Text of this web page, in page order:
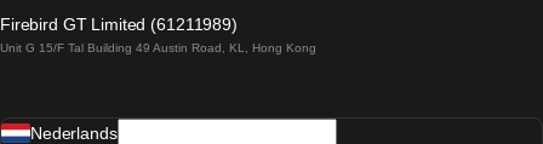
Treinen van Praag naar Wenen
Firebird GT Limited (61211989)
Unit G 15/F Tal Building 49 Austin Road, KL, Hong Kong
Nederlands